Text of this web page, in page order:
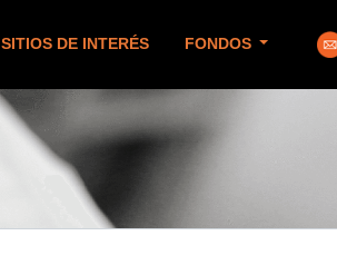
SITIOS DE INTERÉS FONDOS